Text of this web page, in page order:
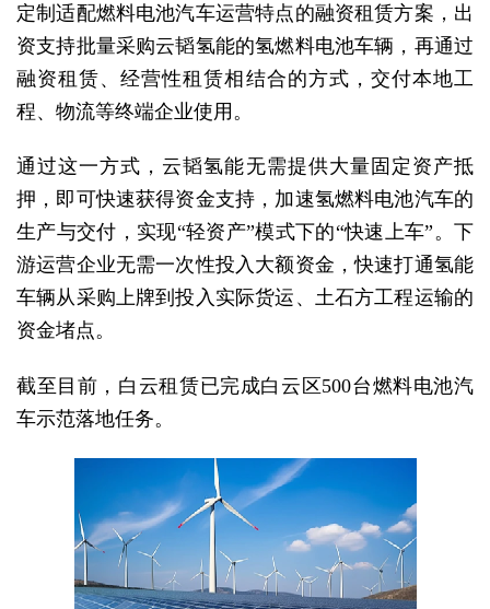
定制适配燃料电池汽车运营特点的融资租赁方案，出
资支持批量采购云韬氢能的氢燃料电池车辆，再通过
融资租赁、经营性租赁相结合的方式，交付本地工
程、物流等终端企业使用。
通过这一方式，云韬氢能无需提供大量固定资产抵
押，即可快速获得资金支持，加速氢燃料电池汽车的
生产与交付，实现“轻资产”模式下的“快速上车”。下
游运营企业无需一次性投入大额资金，快速打通氢能
车辆从采购上牌到投入实际货运、土石方工程运输的
资金堵点。
截至目前，白云租赁已完成白云区500台燃料电池汽
车示范落地任务。